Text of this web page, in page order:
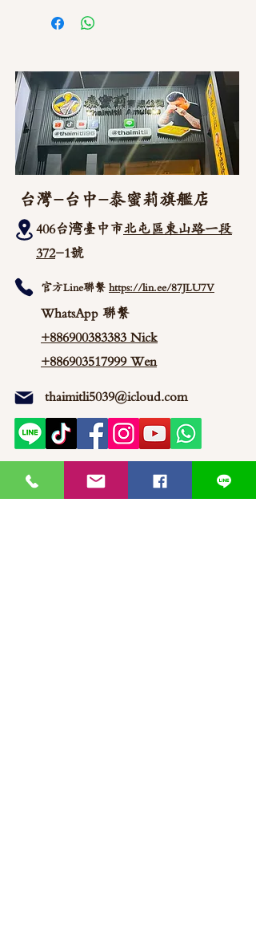
台灣-台中-泰蜜莉旗艦店
406台湾臺中市北屯區東山路一段
372-1號
官方Line聯繫 https://lin.ee/87JLU7V
WhatsApp 聯繫
+886900383383 Nick
+886903517999 Wen
thaimitli5039@icloud.com